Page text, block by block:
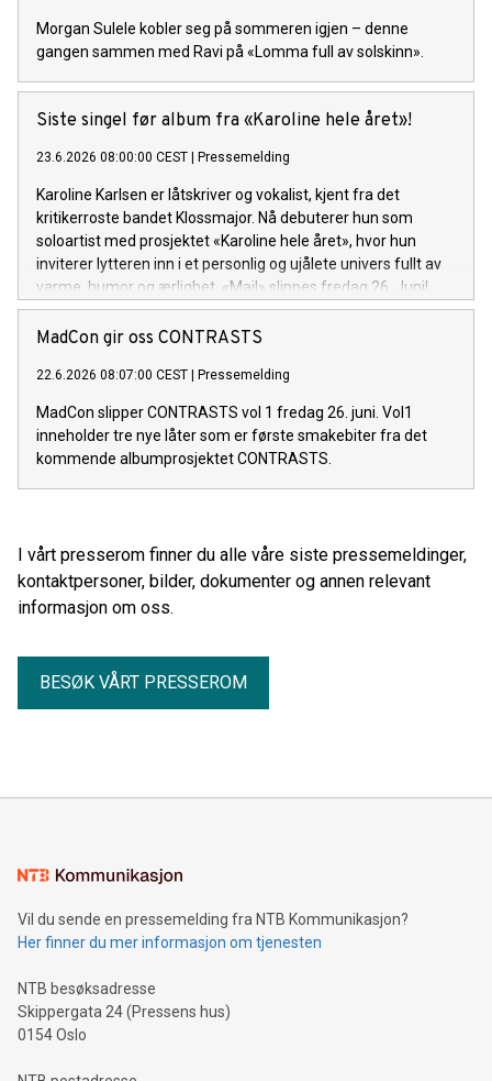
Morgan Sulele kobler seg på sommeren igjen – denne
gangen sammen med Ravi på «Lomma full av solskinn».
Siste singel før album fra «Karoline hele året»!
23.6.2026 08:00:00 CEST Pressemelding
Karoline Karlsen er låtskriver og vokalist, kjent fra det
kritikerroste bandet Klossmajor. Nå debuterer hun som
soloartist med prosjektet «Karoline hele året», hvor hun
inviterer lytteren inn i et personlig og ujålete univers fullt av
varme, humor og ærlighet. «Mail» slippes fredag 26. Juni!
MadCon gir oss CONTRASTS
22.6.2026 08:07:00 CEST Pressemelding
MadCon slipper CONTRASTS vol 1 fredag 26. juni. Vol1
inneholder tre nye låter som er første smakebiter fra det
kommende albumprosjektet CONTRASTS.
I vårt presserom finner du alle våre siste pressemeldinger,
kontaktpersoner, bilder, dokumenter og annen relevant
informasjon om oss.
BESØK VÅRT PRESSEROM
Vil du sende en pressemelding fra NTB Kommunikasjon?
Her finner du mer informasjon om tjenesten
NTB besøksadresse
Skippergata 24 (Pressens hus)
0154 Oslo